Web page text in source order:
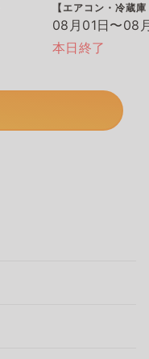
【エアコン・冷蔵
08月01日〜08
本日終了